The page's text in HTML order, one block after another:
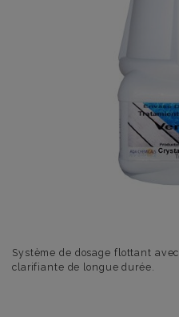
Système de dosage flottant
clarifiante de longue durée.